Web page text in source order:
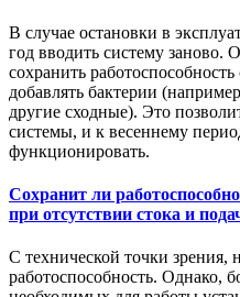
В случае остановки в
год вводить систему заново.
сохранить
добавлять бактерии
другие сходные). Это
системы, и к весеннему
функционировать.
Сохранит ли
при отсутствии стока и
С технической точки зрения,
работоспособность. Однако,